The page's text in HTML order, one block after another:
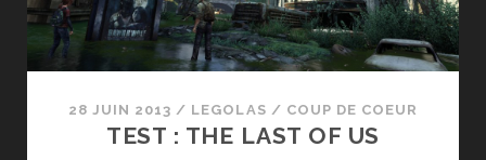
28 JUIN 2013 / LEGOLAS / COUP DE COEUR
TEST : THE LAST OF US